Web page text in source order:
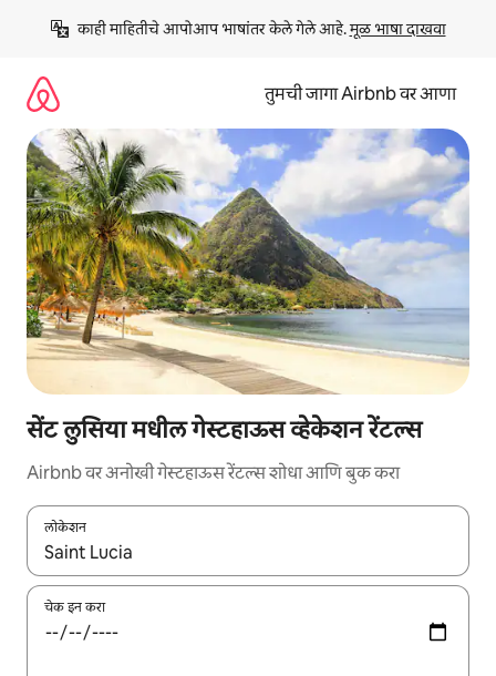
काही माहितीचे आपोआप भाषांतर केले गेले आहे. मूळ भाषा दाखवा
तुमची जागा Airbnb वर आणा
सेंट लुसिया मधील गेस्टहाऊस व्हेकेशन रेंटल्स
Airbnb वर अनोखी गेस्टहाऊस रेंटल्स शोधा आणि बुक करा
लोकेशन
जेव्हा परिणाम उपलब्ध असतील, तेव्हा वरच्या आणि खाली बाणांच्या किजसह
चेक इन करा